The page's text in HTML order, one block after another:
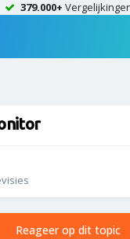
379.000+
Reageer op dit topic